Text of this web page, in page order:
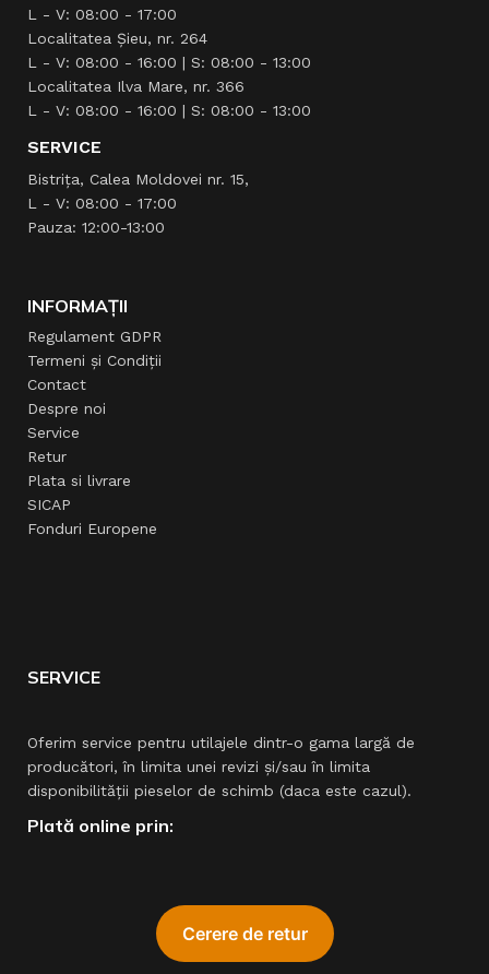
L - V: 08:00 - 17:00
Localitatea Şieu, nr. 264
L - V: 08:00 - 16:00 | S: 08:00 - 13:00
Localitatea Ilva Mare, nr. 366
L - V: 08:00 - 16:00 | S: 08:00 - 13:00
SERVICE
Bistrița, Calea Moldovei nr. 15,
L - V: 08:00 - 17:00
Pauza: 12:00-13:00
INFORMAȚII
Regulament GDPR
Termeni și Condiții
Contact
Despre noi
Service
Retur
Plata si livrare
SICAP
Fonduri Europene
SERVICE
Oferim service pentru utilajele dintr-o gama largă de
producători, în limita unei revizi şi/sau în limita
disponibilităţii pieselor de schimb (daca este cazul).
Plată online prin: